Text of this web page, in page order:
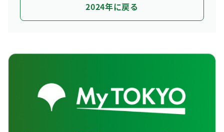
2024年に戻る